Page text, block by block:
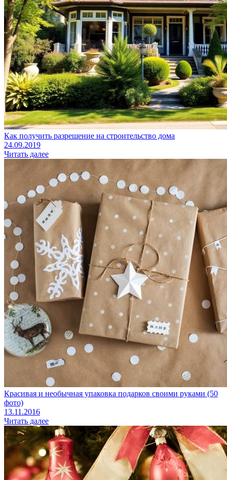
Как получить разрешение на строительство дома
24.09.2019
Читать далее
Красивая и необычная упаковка подарков своими руками (50
фото)
13.11.2016
Читать далее